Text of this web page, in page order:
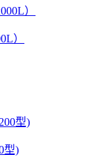
）
型)